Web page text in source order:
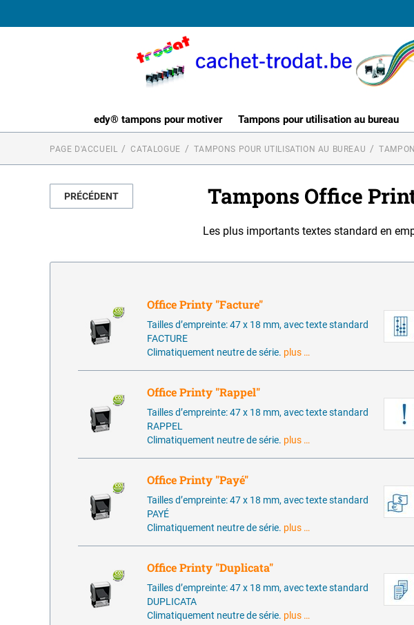
edy® tampons pour motiver Tampons pour utilisation au bureau
PAGE D'ACCUEIL CATALOGUE TAMPONS POUR UTILISATION AU BUREAU
PRÉCÉDENT Tampons Office
Les plus importants textes standard en
Office Printy "Facture"
Tailles d’empreinte: 47 x 18 mm, avec texte standard
FACTURE
Climatiquement neutre de série. plus …
Office Printy "Rappel"
Tailles d’empreinte: 47 x 18 mm, avec texte standard
RAPPEL
Climatiquement neutre de série. plus …
Office Printy "Payé"
Tailles d’empreinte: 47 x 18 mm, avec texte standard
PAYÉ
Climatiquement neutre de série. plus …
Office Printy "Duplicata"
Tailles d’empreinte: 47 x 18 mm, avec texte standard
DUPLICATA
Climatiquement neutre de série. plus …